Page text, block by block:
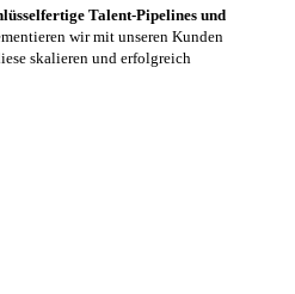
Talent-Pipelines und
wir mit unseren Kunden
skalieren und erfolgreich